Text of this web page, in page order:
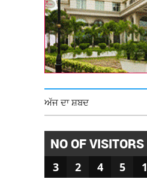
ਅੱਜ ਦਾ ਸ਼ਬਦ
NO OF VISITORS
3 2 4 5 1